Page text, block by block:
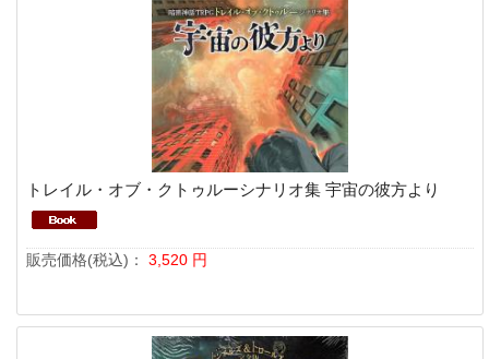
トレイル・オブ・クトゥルーシナリオ集 宇宙の彼方より
販売価格(税込)： 3,520 円